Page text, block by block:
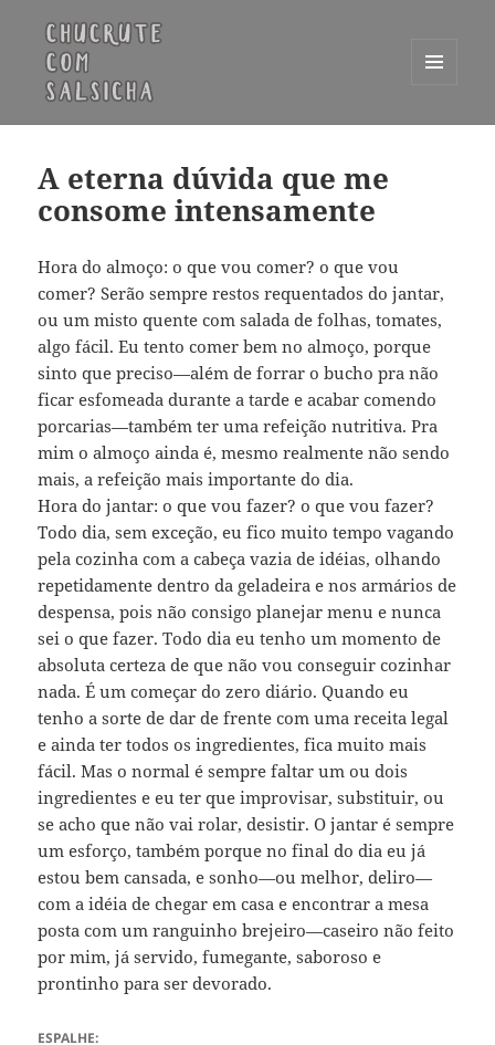
WIDGETS
A eterna dúvida que me
consome intensamente
Hora do almoço: o que vou comer? o que vou
comer? Serão sempre restos requentados do jantar,
ou um misto quente com salada de folhas, tomates,
algo fácil. Eu tento comer bem no almoço, porque
sinto que preciso—além de forrar o bucho pra não
ficar esfomeada durante a tarde e acabar comendo
porcarias—também ter uma refeição nutritiva. Pra
mim o almoço ainda é, mesmo realmente não sendo
mais, a refeição mais importante do dia.
Hora do jantar: o que vou fazer? o que vou fazer?
Todo dia, sem exceção, eu fico muito tempo vagando
pela cozinha com a cabeça vazia de idéias, olhando
repetidamente dentro da geladeira e nos armários de
despensa, pois não consigo planejar menu e nunca
sei o que fazer. Todo dia eu tenho um momento de
absoluta certeza de que não vou conseguir cozinhar
nada. É um começar do zero diário. Quando eu
tenho a sorte de dar de frente com uma receita legal
e ainda ter todos os ingredientes, fica muito mais
fácil. Mas o normal é sempre faltar um ou dois
ingredientes e eu ter que improvisar, substituir, ou
se acho que não vai rolar, desistir. O jantar é sempre
um esforço, também porque no final do dia eu já
estou bem cansada, e sonho—ou melhor, deliro—
com a idéia de chegar em casa e encontrar a mesa
posta com um ranguinho brejeiro—caseiro não feito
por mim, já servido, fumegante, saboroso e
prontinho para ser devorado.
ESPALHE: